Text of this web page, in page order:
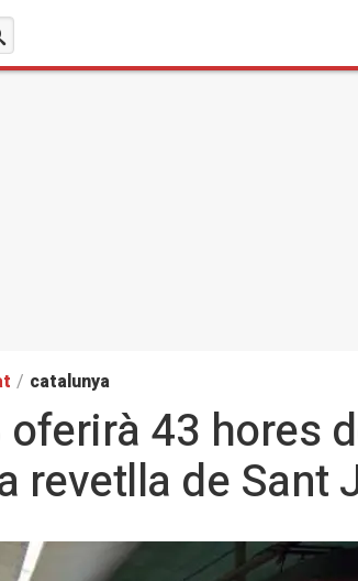
/ catalunya
oferirà 43 hores
revetlla de Sant